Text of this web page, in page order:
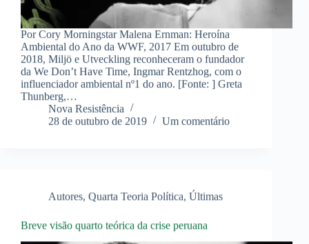
Por Cory Morningstar Malena Ernman: Heroína
Ambiental do Ano da WWF, 2017 Em outubro de
2018, Miljö e Utveckling reconheceram o fundador
da We Don’t Have Time, Ingmar Rentzhog, com o
influenciador ambiental nº1 do ano. [Fonte: ] Greta
Thunberg,…
Nova Resistência
28 de outubro de 2019
Um comentário
Autores Quarta Teoria Política Últimas
Breve visão quarto teórica da crise peruana